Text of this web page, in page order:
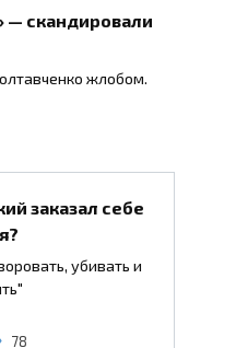
— скандировали
жлобом.
заказал себе
убивать и
78